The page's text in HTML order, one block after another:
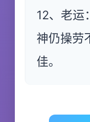
12、老运
神仍操劳
佳。